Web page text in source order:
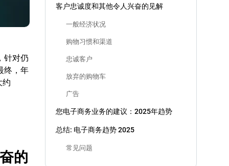
客户忠诚度和其他令人兴奋的见解
一般经济状况
购物习惯和渠道
忠诚客户
放弃的购物车
广告
您电子商务业务的建议：2025年趋势
总结: 电子商务趋势 2025
常见问题
针对仍
终，年
约
的